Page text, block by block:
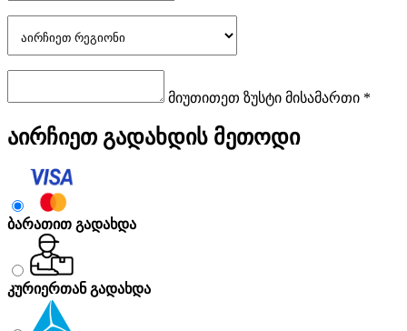
მიუთითეთ ზუსტი მისამართი *
აირჩიეთ გადახდის მეთოდი
ბარათით გადახდა
კურიერთან გადახდა